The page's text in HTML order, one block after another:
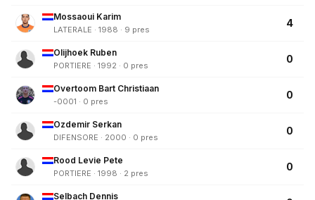
Mossaoui Karim
LATERALE · 1988 · 9 pres
4
Olijhoek Ruben
PORTIERE · 1992 · 0 pres
0
Overtoom Bart Christiaan
-0001 · 0 pres
0
Ozdemir Serkan
DIFENSORE · 2000 · 0 pres
0
Rood Levie Pete
PORTIERE · 1998 · 2 pres
0
Selbach Dennis